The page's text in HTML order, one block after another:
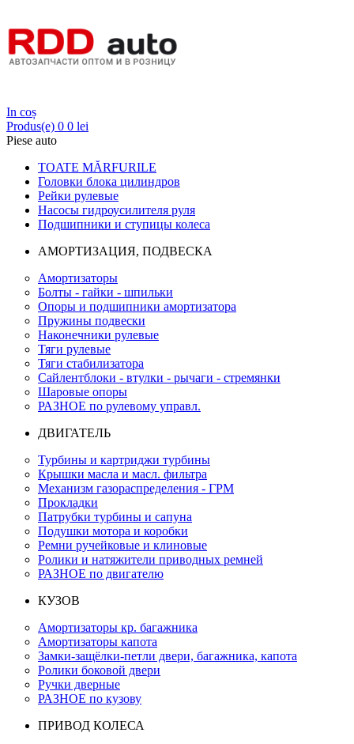
In coș
Produs(e) 0 0 lei
Piese auto
TOATE MĂRFURILE
Головки блока цилиндров
Рейки рулевые
Насосы гидроусилителя руля
Подшипники и ступицы колеса
АМОРТИЗАЦИЯ, ПОДВЕСКА
Амортизаторы
Болты - гайки - шпильки
Опоры и подшипники амортизатора
Пружины подвески
Наконечники рулевые
Тяги рулевые
Тяги стабилизатора
Сайлентблоки - втулки - рычаги - стремянки
Шаровые опоры
РАЗНОЕ по рулевому управл.
ДВИГАТЕЛЬ
Турбины и картриджи турбины
Крышки масла и масл. фильтра
Механизм газораспределения - ГРМ
Прокладки
Патрубки турбины и сапуна
Подушки мотора и коробки
Ремни ручейковые и клиновые
Ролики и натяжители приводных ремней
РАЗНОЕ по двигателю
КУЗОВ
Амортизаторы кр. багажника
Амортизаторы капота
Замки-защёлки-петли двери, багажника, капота
Ролики боковой двери
Ручки дверные
РАЗНОЕ по кузову
ПРИВОД КОЛЕСА